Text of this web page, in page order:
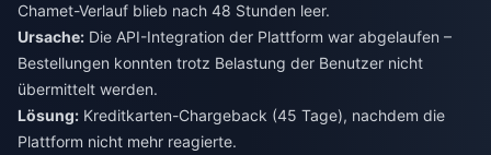
Chamet-Verlauf blieb nach 48 Stunden leer.
Ursache: Die API-Integration der Plattform war abgelaufen –
Bestellungen konnten trotz Belastung der Benutzer nicht
übermittelt werden.
Lösung: Kreditkarten-Chargeback (45 Tage), nachdem die
Plattform nicht mehr reagierte.